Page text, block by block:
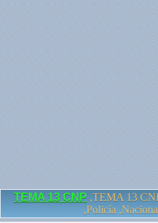
TEMA 13 CNP ,TEMA 13
,Policía